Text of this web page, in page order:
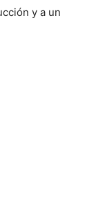
y a un